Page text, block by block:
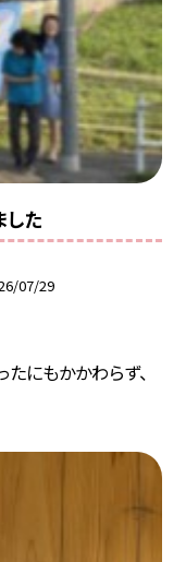
した
07/29
にもかかわらず、